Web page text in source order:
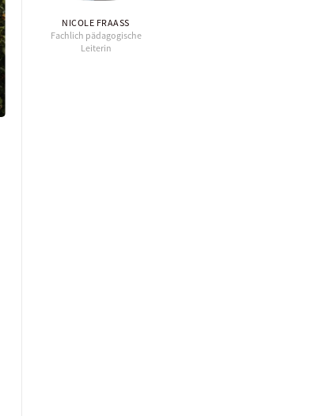
NICOLE FRAASS
Fachlich pädagogische
Leiterin